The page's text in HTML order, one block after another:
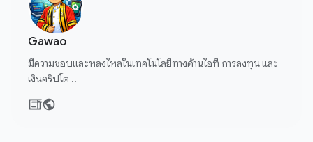
Gawao
มีความชอบและหลงไหลในเทคโนโลยีทางด้านไอที การลงทุน และ
เงินคริปโต ..